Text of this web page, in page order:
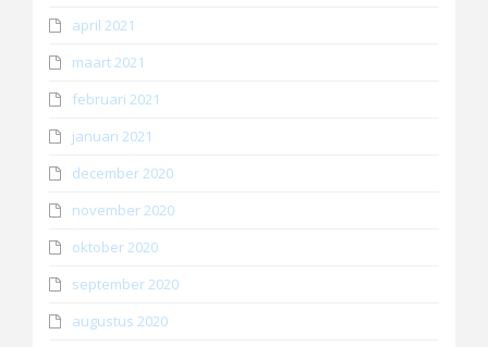
april 2021
maart 2021
februari 2021
januari 2021
december 2020
november 2020
oktober 2020
september 2020
augustus 2020